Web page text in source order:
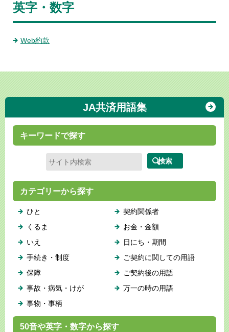
英字・数字
Web約款
JA共済用語集
キーワードで探す
カテゴリーから探す
ひと
くるま
いえ
手続き・制度
保障
事故・病気・けが
事物・事柄
契約関係者
お金・金額
日にち・期間
ご契約に関しての用語
ご契約後の用語
万一の時の用語
50音や英字・数字から探す